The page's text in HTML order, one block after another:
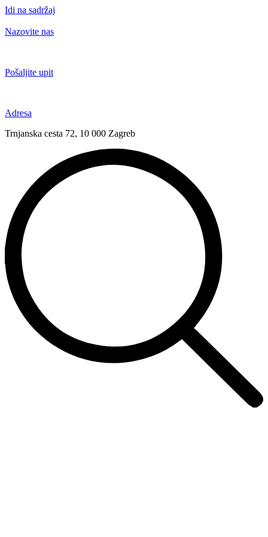
Idi na sadržaj
Nazovite nas
Pošaljite upit
Adresa
Trnjanska cesta 72, 10 000 Zagreb